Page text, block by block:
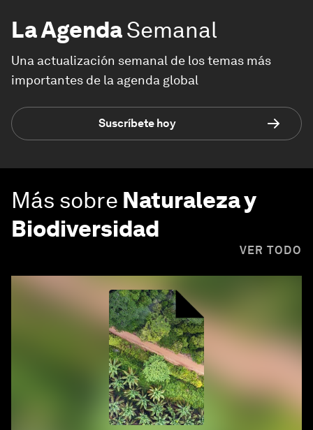
La AgendaSemanal
Una actualización semanal de los temas más
importantes de la agenda global
Suscríbete hoy
Más sobre Naturaleza y
Biodiversidad
VER TODO